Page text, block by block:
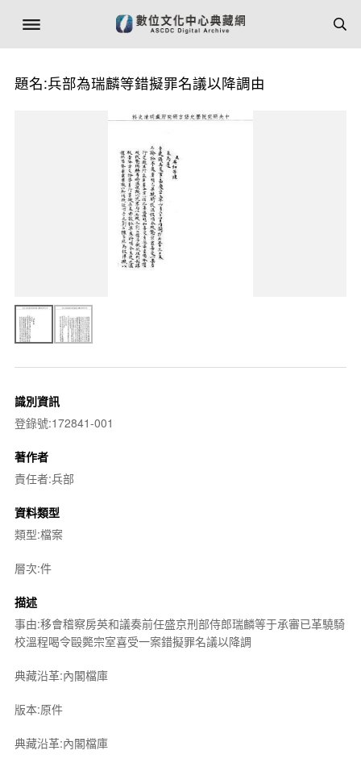
題名:兵部為瑞麟等錯擬罪名議以降調由
識別資訊
登錄號:172841-001
著作者
責任者:兵部
資料類型
類型:檔案
層次:件
描述
事由:移會稽察房英和議奏前任盛京刑部侍郎瑞麟等于承審已革驍騎
校溫程喝令毆斃宗室喜受一案錯擬罪名議以降調
典藏沿革:內閣檔庫
版本:原件
典藏沿革:內閣檔庫